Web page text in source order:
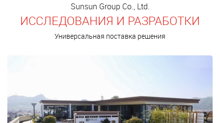
Sunsun Group Co., Ltd.
ИССЛЕДОВАНИЯ И РАЗРАБОТКИ
Универсальная поставка решения